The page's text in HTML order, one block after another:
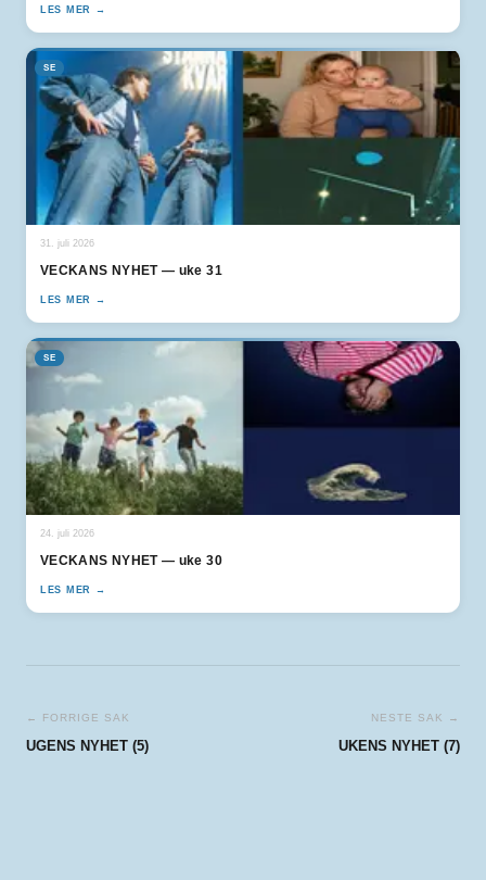
LES MER →
SE
31. juli 2026
VECKANS NYHET — uke 31
LES MER →
SE
24. juli 2026
VECKANS NYHET — uke 30
LES MER →
← FORRIGE SAK
UGENS NYHET (5)
NESTE SAK →
UKENS NYHET (7)